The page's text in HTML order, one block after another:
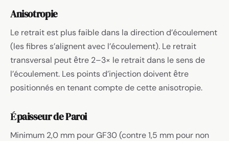
Anisotropie
Le retrait est plus faible dans la direction d’écoulement
(les fibres s’alignent avec l’écoulement). Le retrait
transversal peut être 2–3× le retrait dans le sens de
l’écoulement. Les points d’injection doivent être
positionnés en tenant compte de cette anisotropie.
Épaisseur de Paroi
Minimum 2,0 mm pour GF30 (contre 1,5 mm pour non